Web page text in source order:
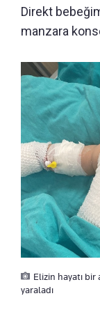
Direkt
manzara
Elizin hayatı bir
yaraladı